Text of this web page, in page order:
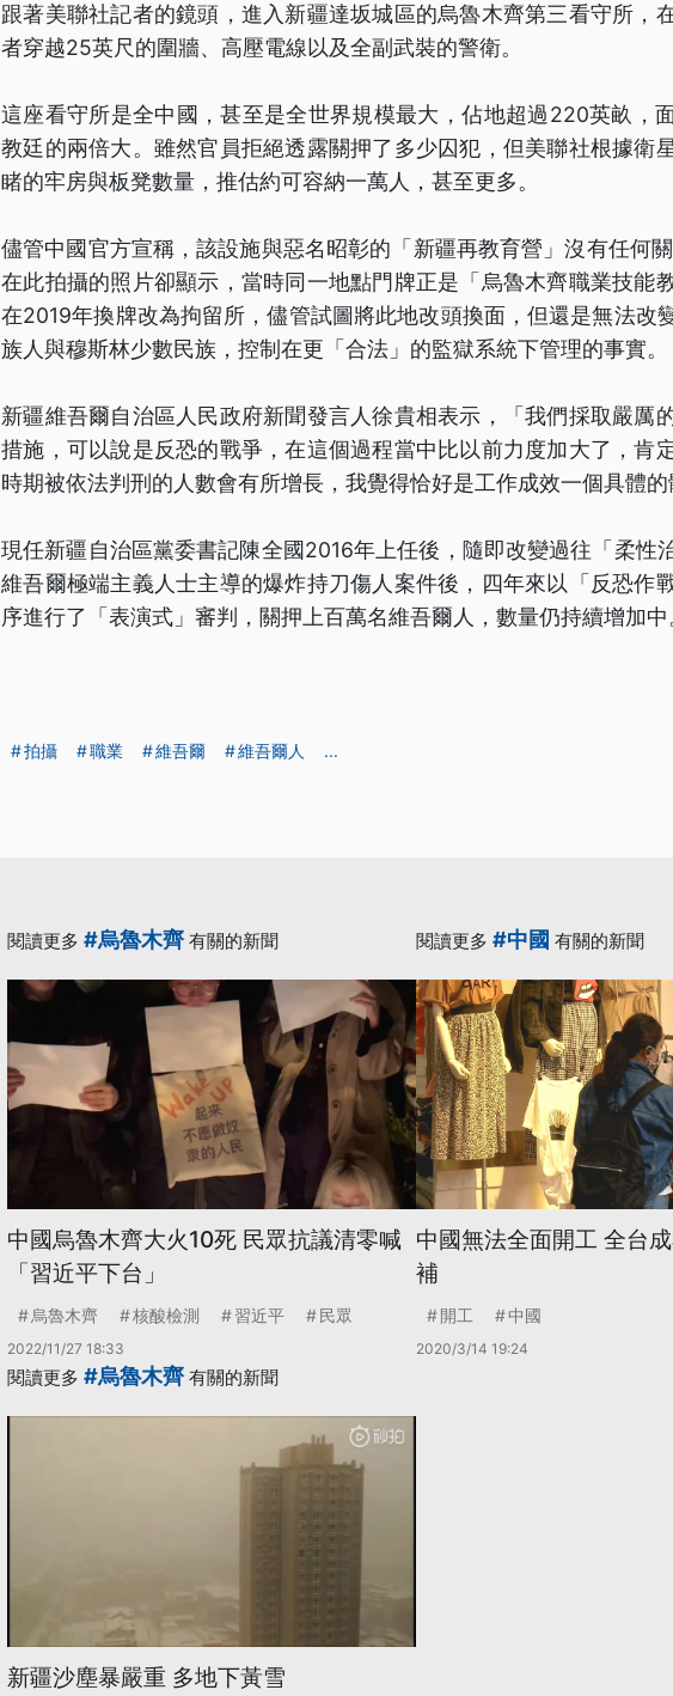
跟著美聯社記者的鏡頭，進入新疆達坂城區的烏魯木齊第三看守所，
者穿越25英尺的圍牆、高壓電線以及全副武裝的警衛。
這座看守所是全中國，甚至是全世界規模最大，佔地超過220英畝，
教廷的兩倍大。雖然官員拒絕透露關押了多少囚犯，但美聯社根據衛
睹的牢房與板凳數量，推估約可容納一萬人，甚至更多。
儘管中國官方宣稱，該設施與惡名昭彰的「新疆再教育營」沒有任何
在此拍攝的照片卻顯示，當時同一地點門牌正是「烏魯木齊職業技能
在2019年換牌改為拘留所，儘管試圖將此地改頭換面，但還是無法改
族人與穆斯林少數民族，控制在更「合法」的監獄系統下管理的事實。
新疆維吾爾自治區人民政府新聞發言人徐貴相表示，「我們採取嚴厲
措施，可以說是反恐的戰爭，在這個過程當中比以前力度加大了，肯
時期被依法判刑的人數會有所增長，我覺得恰好是工作成效一個具體的
現任新疆自治區黨委書記陳全國2016年上任後，隨即改變過往「柔性
維吾爾極端主義人士主導的爆炸持刀傷人案件後，四年來以「反恐作
序進行了「表演式」審判，關押上百萬名維吾爾人，數量仍持續增加中
拍攝 職業 維吾爾 維吾爾人 ...
閱讀更多 #烏魯木齊 有關的新聞
中國烏魯木齊大火10死 民眾抗議清零喊
「習近平下台」
烏魯木齊 核酸檢測 習近平 民眾
2022/11/27 18:33
閱讀更多 #中國 有關的新聞
中國無法全面開工 全台
補
開工 中國
2020/3/14 19:24
閱讀更多 #烏魯木齊 有關的新聞
新疆沙塵暴嚴重 多地下黃雪